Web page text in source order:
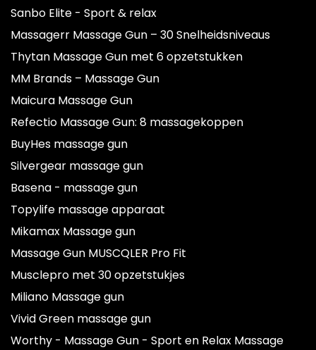
Sanbo Elite - Sport & relax
Massagerr Massage Gun – 30 Snelheidsniveaus
Thytan Massage Gun met 6 opzetstukken
MM Brands – Massage Gun
Maicura Massage Gun
Refectio Massage Gun: 8 massagekoppen
BuyHes massage gun
Silvergear massage gun
Basena - massage gun
Topylife massage apparaat
Mikamax Massage gun
Massage Gun MUSCQLER Pro Fit
Musclepro met 30 opzetstukjes
Miliano Massage gun
Vivid Green massage gun
Worthy - Massage Gun - Sport en Relax Massage